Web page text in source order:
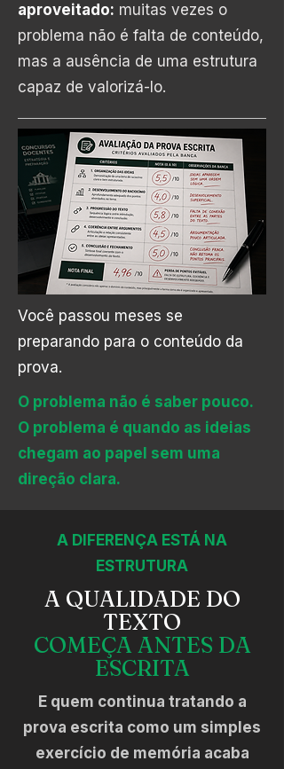
aproveitado: muitas vezes o
problema não é falta de conteúdo,
mas a ausência de uma estrutura
capaz de valorizá-lo.
Você passou meses se
preparando para o conteúdo da
prova.
O problema não é saber pouco.
O problema é quando as ideias
chegam ao papel sem uma
direção clara.
A DIFERENÇA ESTÁ NA
ESTRUTURA
A QUALIDADE DO
TEXTO
COMEÇA ANTES DA
ESCRITA
E quem continua tratando a
prova escrita como um simples
exercício de memória acaba